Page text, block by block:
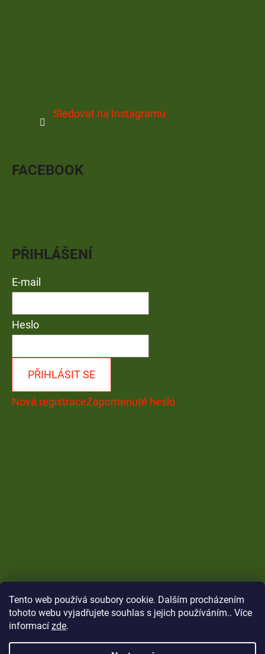
Tento web používá soubory cookie. Dalším procházením
tohoto webu vyjadřujete souhlas s jejich používáním.. Více
informací zde.
Sledovat na Instagramu
FACEBOOK
PŘIHLÁŠENÍ
E-mail
Heslo
PŘIHLÁSIT SE
Nová registraceZapomenuté heslo